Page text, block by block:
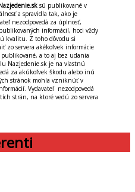
sú publikované v
a spravidla tak, ako je
nezodpovedá za úplnosť,
informácií, hoci vždy
kvalitu. Z toho dôvodu si
zo servera akékoľvek informácie
a to aj bez udania
Nazjedenie.sk je na vlastnú
za akúkoľvek škodu alebo inú
stránok mohla vzniknúť v
Vydavateľ nezodpovedá
strán, na ktoré vedú zo servera